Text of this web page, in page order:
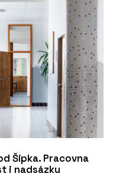
Šípka. Pracovna
i nadsázku